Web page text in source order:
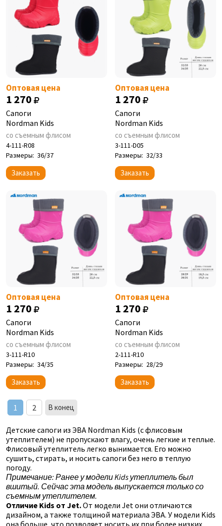
Оптовая цена
1 270
Сапоги
Nordman Kids
со съемным флисом
4-111-R08
Размеры: 36/37
Заказать
Оптовая цена
1 270
Сапоги
Nordman Kids
со съемным флисом
3-111-D05
Размеры: 32/33
Заказать
Оптовая цена
1 270
Сапоги
Nordman Kids
со съемным флисом
3-111-R10
Размеры: 34/35
Заказать
Оптовая цена
1 270
Сапоги
Nordman Kids
со съемным флисом
2-111-R10
Размеры: 28/29
Заказать
1 2 В конец
Детские сапоги из ЭВА Nordman Kids (с флисовым
утеплителем) не пропускают влагу, очень легкие и теплые.
Флисовый утеплитель легко вынимается. Его можно
сушить, стирать, и носить сапоги без него в теплую
погоду.
Примечание: Ранее у модели Kids утеплитель был
вшитый. Сейчас эта модель выпускается только со
съемным утеплителем.
Отличие Kids от Jet.От модели Jet они отличаются
дизайном, а также толщиной материала ЭВА. У модели Kids